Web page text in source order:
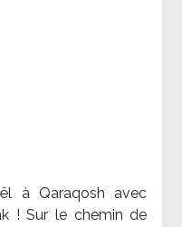
à Qaraqosh avec
! Sur le chemin de